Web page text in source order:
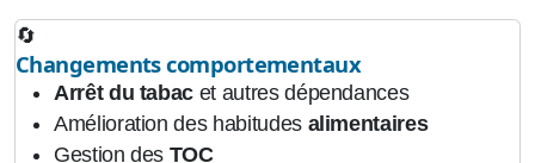
🔄
Changements comportementaux
Arrêt du tabac et autres dépendances
Amélioration des habitudes alimentaires
Gestion des TOC